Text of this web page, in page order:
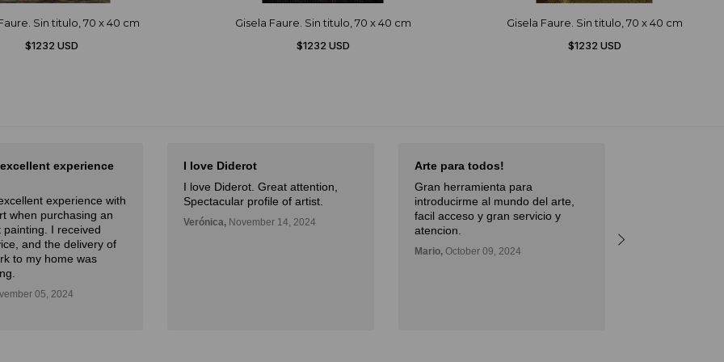
Sin titulo, 70 x 40 cm
$1232 USD
Gisela Faure. Sin titulo, 70 x 40 cm
$1232 USD
Gisela Faure. Sin titulo, 70 x 40 cm
$1232 USD
experience
experience with
when purchasing an
painting. I received
and the delivery of
to my home was
05, 2024
I love Diderot
I love Diderot. Great attention,
Spectacular profile of artist.
Verónica, November 14, 2024
Arte para todos!
Gran herramienta para
introducirme al mundo del arte,
facil acceso y gran servicio y
atencion.
Mario, October 09, 2024